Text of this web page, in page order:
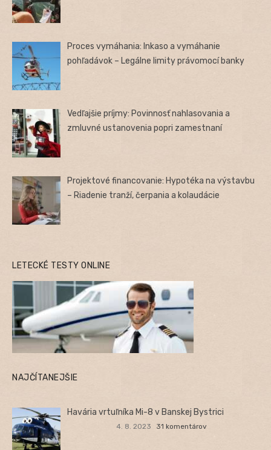
Proces vymáhania: Inkaso a vymáhanie
pohľadávok – Legálne limity právomocí banky
Vedľajšie príjmy: Povinnosť nahlasovania a
zmluvné ustanovenia popri zamestnaní
Projektové financovanie: Hypotéka na výstavbu
– Riadenie tranží, čerpania a kolaudácie
LETECKÉ TESTY ONLINE
NAJČÍTANEJŠIE
Havária vrtuľníka Mi-8 v Banskej Bystrici
4. 8. 2023 31 komentárov